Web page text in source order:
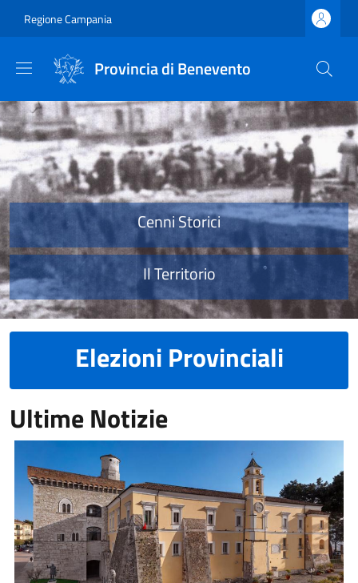
Regione Campania
Provincia di Benevento
Provincia di Benevento
Cenni Storici
Il Territorio
Elezioni Provinciali
Ultime Notizie